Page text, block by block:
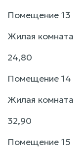
Помещение 13
Жилая комната
24,80
Помещение 14
Жилая комната
32,90
Помещение 15